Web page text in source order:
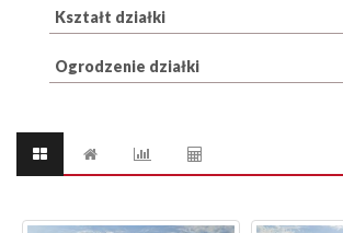
Kształt działki
Ogrodzenie działki